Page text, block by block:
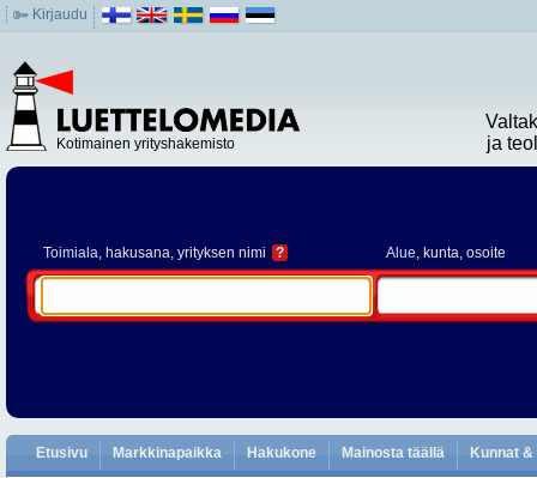
Kirjaudu
Kotimainen yrityshakemisto
ja
Toimiala, hakusana, yrityksen nimi ? Alue, kunta, osoite
Etusivu Markkinapaikka Hakukone Mainosta täällä Kunnat